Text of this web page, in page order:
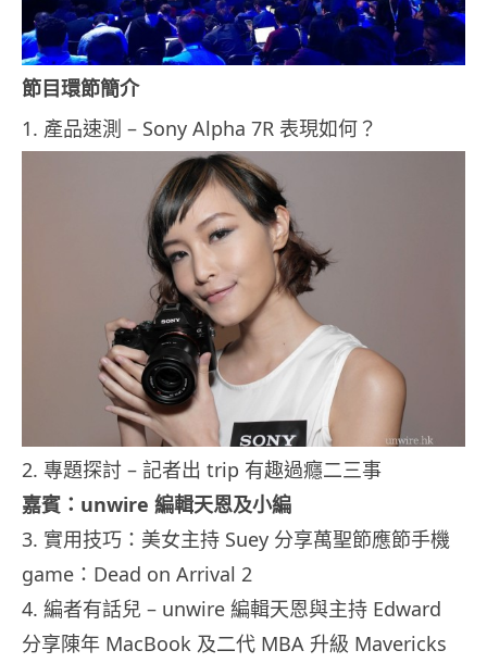
節目環節簡介
1. 產品速測 – Sony Alpha 7R 表現如何？
2. 專題探討 – 記者出 trip 有趣過癮二三事
嘉賓：unwire 編輯天恩及小編
3. 實用技巧：美女主持 Suey 分享萬聖節應節手機
game：Dead on Arrival 2
4. 編者有話兒 – unwire 編輯天恩與主持 Edward
分享陳年 MacBook 及二代 MBA 升級 Mavericks